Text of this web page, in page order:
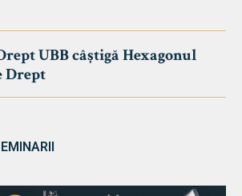
UBB câștigă Hexagonul
Drept